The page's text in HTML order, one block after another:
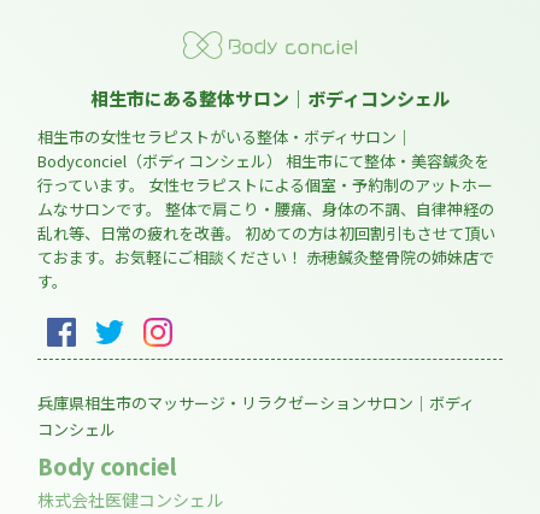
相生市にある整体サロン｜ボディコンシェル
相生市の女性セラピストがいる整体・ボディサロン｜
Bodyconciel（ボディコンシェル） 相生市にて整体・美容鍼灸を
行っています。 女性セラピストによる個室・予約制のアットホー
ムなサロンです。 整体で肩こり・腰痛、身体の不調、自律神経の
乱れ等、日常の疲れを改善。 初めての方は初回割引もさせて頂い
ておます。お気軽にご相談ください！ 赤穂鍼灸整骨院の姉妹店で
す。
兵庫県相生市のマッサージ・リラクゼーションサロン｜ボディ
コンシェル
Body conciel
株式会社医健コンシェル